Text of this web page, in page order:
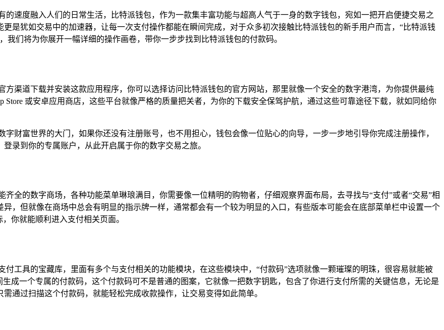
的速度融入人们的日常生活，比特派钱包，作为一款集丰富功能与超高人气于一身的数字钱包，宛如一把开启便捷交易之
是犹如交易中的加速器，让每一次支付操作都能在瞬间完成，对于众多初次接触比特派钱包的新手用户而言，“比特派钱
们将为你展开一幅详细的操作画卷，带你一步步找到比特派钱包的付款码。
渠道下载并安装这款应用程序，你可以选择访问比特派钱包的官方网站，那里就像一个安全的数字港湾，为你提供最纯
或安卓应用商店，这些平台就像严格的质量把关者，为你的下载安全保驾护航，通过这些可靠途径下载，就如同给你
财富世界的大门，如果你还没有注册账号，也不用担心，钱包会像一位贴心的向导，一步一步地引导你完成注册操作，
录到你的专属账户，从此开启属于你的数字交易之旅。
全的数字商场，各种功能菜单琳琅满目，你需要像一位精明的购物者，仔细观察界面布局，去寻找与“支付”或者“交易”相
，但就像在商场中总会有明显的指示牌一样，通常都会有一个较为明显的入口，有些版本可能会在底部菜单栏中设置一个
你就能顺利进入支付相关页面。
工具的宝藏库，里面有多个与支付相关的功能模块，在这些模块中，“付款码”选项就像一颗璀璨的明珠，很容易就能被
成一个专属的付款码，这个付款码可不是普通的图案，它就像一把数字钥匙，包含了你进行支付所需的关键信息，无论是
通过扫描这个付款码，就能轻松完成收款操作，让交易变得如此简单。